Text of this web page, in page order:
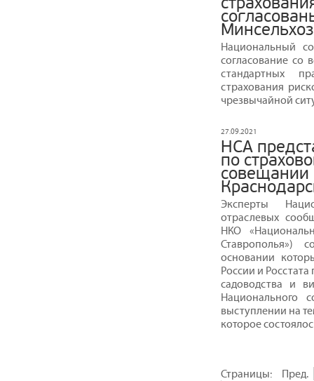
Национальный
согласование со
стандартных
страхования
чрезвычайной
27.09.2021
НСА
по
совещании
Эксперты
отраслевых
НКО
Ставрополья»)
основании
России и
садоводства и
Национального
выступлении на
которое
Страницы:
Пред.